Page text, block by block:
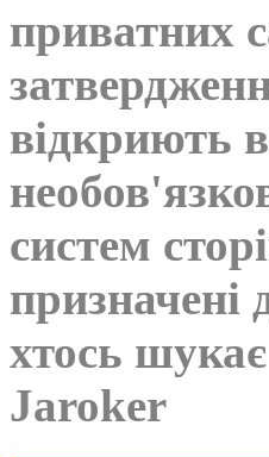
приватних
відкриють
систем
хтось
Jaroker